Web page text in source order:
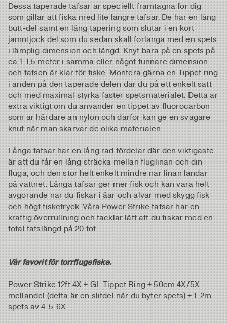
Dessa taperade tafsar är speciellt framtagna för dig
som gillar att fiska med lite längre tafsar. De har en lång
butt-del samt en lång tapering som slutar i en kort
jämntjock del som du sedan skall förlänga med en spets
i lämplig dimension och längd. Knyt bara på en spets på
ca 1-1,5 meter i samma eller något tunnare dimension
och tafsen är klar för fiske. Montera gärna en Tippet ring
i änden på den taperade delen där du på ett enkelt sätt
och med maximal styrka fäster spetsmaterialet. Detta är
extra viktigt om du använder en tippet av fluorocarbon
som är hårdare än nylon och därför kan ge en svagare
knut när man skarvar de olika materialen.
Långa tafsar har en lång rad fördelar där den viktigaste
är att du får en lång sträcka mellan fluglinan och din
fluga, och den stör helt enkelt mindre när linan landar
på vattnet. Långa tafsar ger mer fisk och kan vara helt
avgörande när du fiskar i åar och älvar med skygg fisk
och högt fisketryck. Våra Power Strike tafsar har en
kraftig överrullning och tacklar lätt att du fiskar med en
total tafslängd på 20 fot.
Vår favorit för torrflugefiske.
Power Strike 12ft 4X + GL Tippet Ring + 50cm 4X/5X
mellandel (detta är en slitdel när du byter spets) + 1-2m
spets av 4-5-6X.